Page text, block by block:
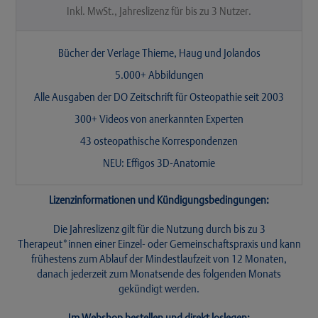
Inkl. MwSt., Jahreslizenz für bis zu 3 Nutzer.
Bücher der Verlage Thieme, Haug und Jolandos
5.000+ Abbildungen
Alle Ausgaben der DO Zeitschrift für Osteopathie seit 2003
300+ Videos von anerkannten Experten
43 osteopathische Korrespondenzen
NEU: Effigos 3D-Anatomie
Lizenzinformationen und Kündigungsbedingungen:
Die Jahreslizenz gilt für die Nutzung durch bis zu 3
Therapeut*innen einer Einzel- oder Gemeinschaftspraxis und kann
frühestens zum Ablauf der Mindestlaufzeit von 12 Monaten,
danach jederzeit zum Monatsende des folgenden Monats
gekündigt werden.